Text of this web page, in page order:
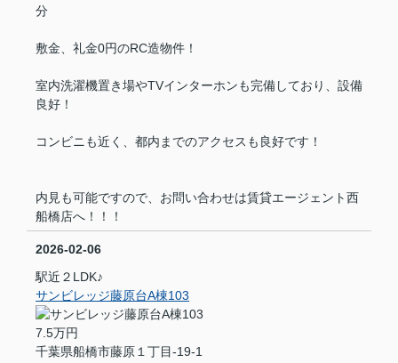
分
敷金、礼金0円のRC造物件！
室内洗濯機置き場やTVインターホンも完備しており、設備
良好！
コンビニも近く、都内までのアクセスも良好です！
内見も可能ですので、お問い合わせは賃貸エージェント西
船橋店へ！！！
2026-02-06
駅近２LDK♪
サンビレッジ藤原台A棟103
7.5万円
千葉県船橋市藤原１丁目-19-1